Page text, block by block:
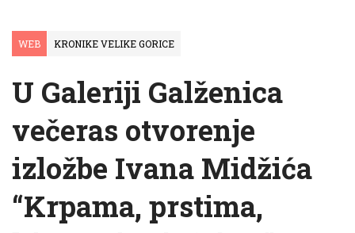
WEB KRONIKE VELIKE GORICE
U Galeriji Galženica
večeras otvorenje
izložbe Ivana Midžića
“Krpama, prstima,